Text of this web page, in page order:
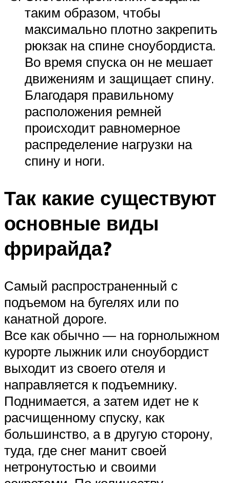
таким образом, чтобы
максимально плотно закрепить
рюкзак на спине сноубордиста.
Во время спуска он не мешает
движениям и защищает спину.
Благодаря правильному
расположения ремней
происходит равномерное
распределение нагрузки на
спину и ноги.
Так какие существуют
основные виды
фрирайда?
Самый распространенный с
подъемом на бугелях или по
канатной дороге.
Все как обычно — на горнолыжном
курорте лыжник или сноубордист
выходит из своего отеля и
направляется к подъемнику.
Поднимается, а затем идет не к
расчищенному спуску, как
большинство, а в другую сторону,
туда, где снег манит своей
нетронутостью и своими